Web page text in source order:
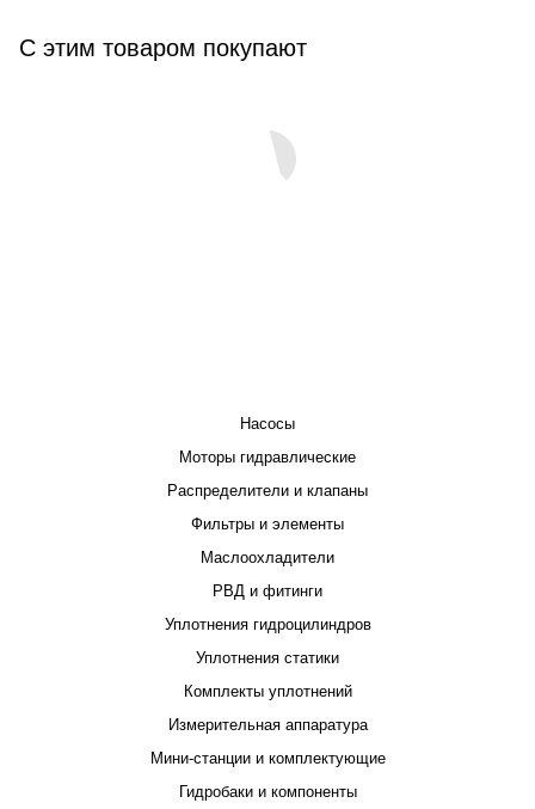
С этим товаром покупают
Насосы
Моторы гидравлические
Распределители и клапаны
Фильтры и элементы
Маслоохладители
РВД и фитинги
Уплотнения гидроцилиндров
Уплотнения статики
Комплекты уплотнений
Измерительная аппаратура
Мини-станции и комплектующие
Гидробаки и компоненты